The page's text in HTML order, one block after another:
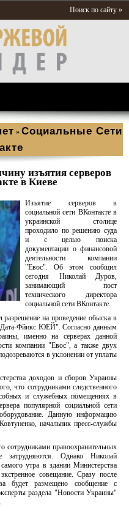
Поиск по сайту »
» Социальные Сети
изъятия серверов
в Киеве
Изъятие серверов в
социальной сети ВКонтакте в
украинской столице
проходило по решению суда
и с целью поиска
документации о финансовой
деятельности компании
"Евос". Об этом сообщил
сегодня Николай Дуров,
занимающий пост
технического директора
социальной сети ВКонтакте.
на проведение обыска в
Фйикс ЮЕЙ". Согласно данным
именно на серверах данной
компании "Евос", а также двух
в уклонении от уплаты
доходов и сборов Украины
что сотрудниками следственного
и служебных помещениях в
популярной социальной сети
Данную информацию
начальник пресс-службы
сотрудниками правоохранительных
затрудняются. Однако Николай
утра в здании Министерства
совещание. Сразу после
будет размещено сообщение с
раздела "Новости Украины"